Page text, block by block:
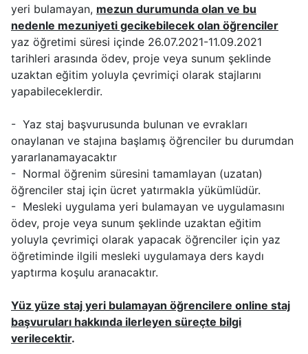
yeri bulamayan, mezun durumunda olan ve bu
nedenle mezuniyeti gecikebilecek olan öğrenciler
yaz öğretimi süresi içinde 26.07.2021-11.09.2021
tarihleri arasında ödev, proje veya sunum şeklinde
uzaktan eğitim yoluyla çevrimiçi olarak stajlarını
yapabileceklerdir.
- Yaz staj başvurusunda bulunan ve evrakları
onaylanan ve stajına başlamış öğrenciler bu durumdan
yararlanamayacaktır
- Normal öğrenim süresini tamamlayan (uzatan)
öğrenciler staj için ücret yatırmakla yükümlüdür.
- Mesleki uygulama yeri bulamayan ve uygulamasını
ödev, proje veya sunum şeklinde uzaktan eğitim
yoluyla çevrimiçi olarak yapacak öğrenciler için yaz
öğretiminde ilgili mesleki uygulamaya ders kaydı
yaptırma koşulu aranacaktır.
Yüz yüze staj yeri bulamayan öğrencilere online staj
başvuruları hakkında ilerleyen süreçte bilgi
verilecektir.